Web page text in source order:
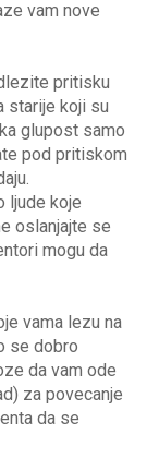
vam nove
pritisku
starije koji su
glupost samo
pod pritiskom
ljude koje
oslanjajte se
mogu da
vama lezu na
se dobro
da vam ode
za povecanje
da se